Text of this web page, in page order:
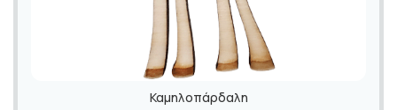
Καμηλοπάρδαλη